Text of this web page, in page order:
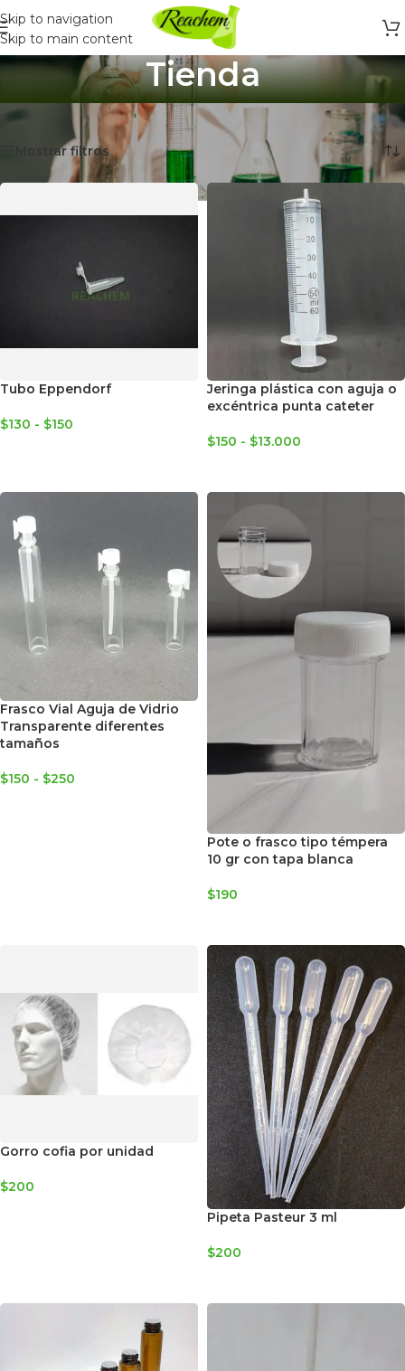
Skip to navigation
Skip to main content
Tienda
Inicio Tienda Mostrando 1–12 de 909 resultados
Mostrar filtros
Tubo Eppendorf
$130 - $150
Jeringa plástica con aguja o
excéntrica punta cateter
$150 - $13.000
Frasco Vial Aguja de Vidrio
Transparente diferentes
tamaños
$150 - $250
Pote o frasco tipo témpera
10 gr con tapa blanca
$190
Gorro cofia por unidad
$200
Pipeta Pasteur 3 ml
$200